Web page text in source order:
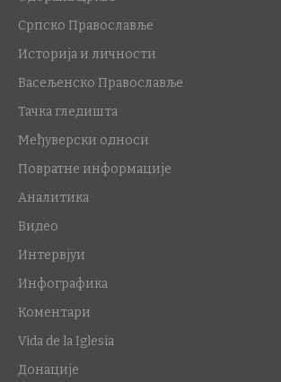
Српско Православље
Историја и личности
Васељенско Православље
Тачка гледишта
Међуверски односи
Повратне информације
Аналитика
Видео
Интервјуи
Инфографика
Коментари
Vida de la Iglesia
Донације